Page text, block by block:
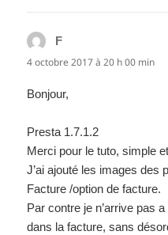
F
4 octobre 2017 à 20 h 00 min
Bonjour,
Presta 1.7.1.2
Merci pour le tuto, simple
J’ai ajouté les images des
Facture /option de facture.
Par contre je n’arrive pas
dans la facture, sans